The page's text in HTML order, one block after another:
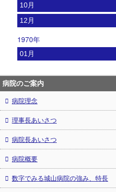
10月
12月
1970年
01月
病院のご案内
病院理念
理事長あいさつ
病院長あいさつ
病院概要
数字でみる城山病院の強み、特長